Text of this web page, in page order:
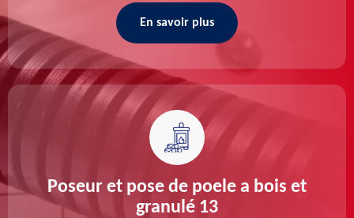
En savoir plus
Poseur et pose de poele a bois et
granulé 13